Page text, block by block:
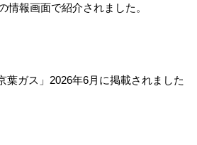
情報画面で紹介されました。
葉ガス」2026年6月に掲載されました